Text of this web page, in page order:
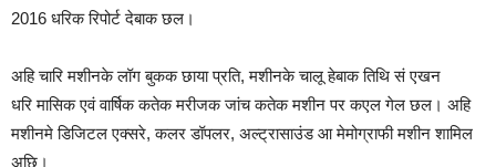
2016 धरिक रिपोर्ट देबाक छल।
अहि चारि मशीनके लॉग बुकक छाया प्रति, मशीनके चालू हेबाक तिथि सं एखन
धरि मासिक एवं वार्षिक कतेक मरीजक जांच कतेक मशीन पर कएल गेल छल। अहि
मशीनमे डिजिटल एक्सरे, कलर डॉपलर, अल्ट्रासाउंड आ मेमोग्राफी मशीन शामिल
अछि।